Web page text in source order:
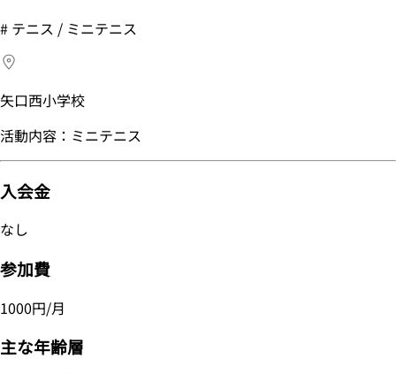
# テニス / ミニテニス
矢口西小学校
活動内容：ミニテニス
入会金
なし
参加費
1000円/月
主な年齢層